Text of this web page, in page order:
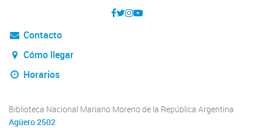
Contacto
Cómo llegar
Horarios
Biblioteca Nacional Mariano Moreno de la República Argentina
Agüero 2502